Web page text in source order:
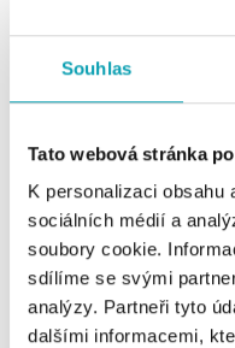
Souhlas
Tato webová stránka
K personalizaci
sociálních médií a
soubory cookie.
sdílíme se svými
analýzy. Partneři tyto
dalšími informacemi,
V katalogu nejsou
Jednoduché, ale
ozdobu pro každou
diamanty nebo
vyberete ty pravé.